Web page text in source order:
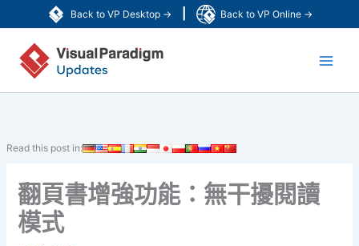
Back to VP Desktop → Back to VP Online →
至
Read this post in:
翻頁書增強功能：無干擾閱讀
模式